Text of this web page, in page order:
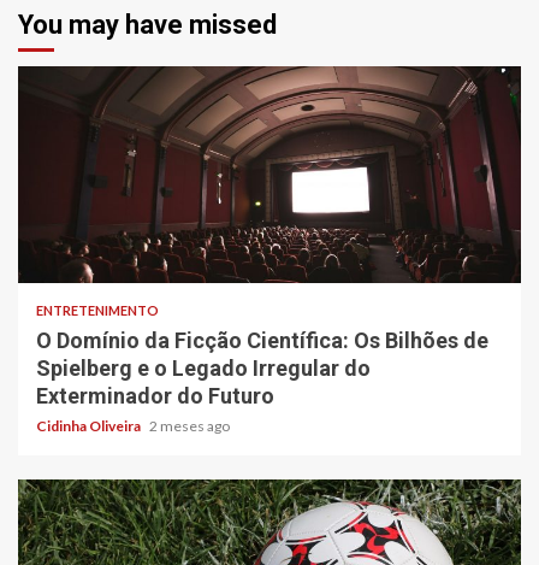
You may have missed
6 min read
ENTRETENIMENTO
O Domínio da Ficção Científica: Os Bilhões de
Spielberg e o Legado Irregular do
Exterminador do Futuro
Cidinha Oliveira 2 meses ago